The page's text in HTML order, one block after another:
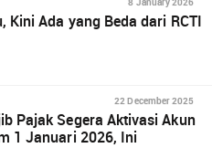
Kini Ada yang Beda dari RCTI
22 December 2025
Pajak Segera Aktivasi Akun
1 Januari 2026, Ini